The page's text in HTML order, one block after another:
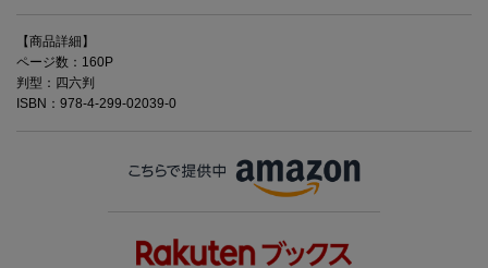
【商品詳細】
ページ数：160P
判型：四六判
ISBN：978-4-299-02039-0